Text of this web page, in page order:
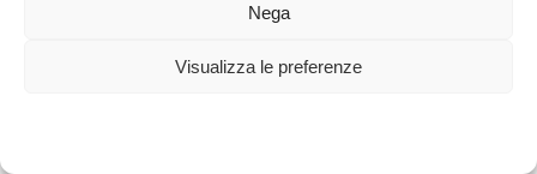
Nega
Visualizza le preferenze